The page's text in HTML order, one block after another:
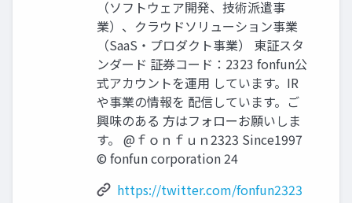
（ソフトウェア開発、技術派遣事
業）、クラウドソリューション事業
（SaaS・プロダクト事業） 東証スタ
ンダード 証券コード：2323 fonfun公
式アカウントを運用 しています。IR
や事業の情報を 配信しています。ご
興味のある 方はフォローお願いしま
す。 @ｆｏｎｆｕｎ2323 Since1997
© fonfun corporation 24
https://twitter.com/fonfun2323